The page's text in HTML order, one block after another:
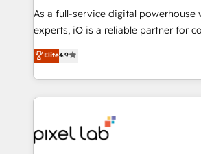
CRM and marketing data, not just
system - Accelerate impact with a
As a full-service digital powerhouse
experts, iO is a reliable partner for
looking to strengthen their position
marketing, technology, content,
creation. iO combines in-depth knowledge on both
the marketing and technology end
from end-to-end. Teams of marketing specialists,
developers, copywriters and
Elite4.9